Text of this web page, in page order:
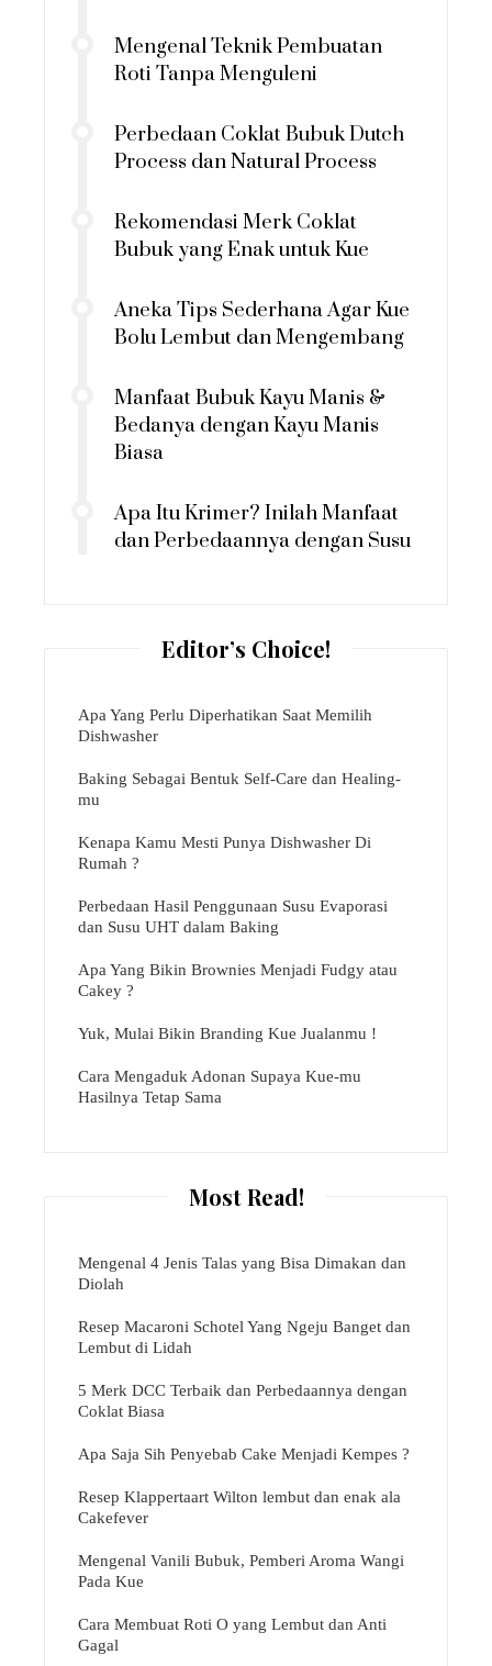
Mengenal Teknik Pembuatan
Roti Tanpa Menguleni
Perbedaan Coklat Bubuk Dutch
Process dan Natural Process
Rekomendasi Merk Coklat
Bubuk yang Enak untuk Kue
Aneka Tips Sederhana Agar Kue
Bolu Lembut dan Mengembang
Manfaat Bubuk Kayu Manis &
Bedanya dengan Kayu Manis
Biasa
Apa Itu Krimer? Inilah Manfaat
dan Perbedaannya dengan Susu
Editor’s Choice!
Apa Yang Perlu Diperhatikan Saat Memilih
Dishwasher
Baking Sebagai Bentuk Self-Care dan Healing-
mu
Kenapa Kamu Mesti Punya Dishwasher Di
Rumah ?
Perbedaan Hasil Penggunaan Susu Evaporasi
dan Susu UHT dalam Baking
Apa Yang Bikin Brownies Menjadi Fudgy atau
Cakey ?
Yuk, Mulai Bikin Branding Kue Jualanmu !
Cara Mengaduk Adonan Supaya Kue-mu
Hasilnya Tetap Sama
Most Read!
Mengenal 4 Jenis Talas yang Bisa Dimakan dan
Diolah
Resep Macaroni Schotel Yang Ngeju Banget dan
Lembut di Lidah
5 Merk DCC Terbaik dan Perbedaannya dengan
Coklat Biasa
Apa Saja Sih Penyebab Cake Menjadi Kempes ?
Resep Klappertaart Wilton lembut dan enak ala
Cakefever
Mengenal Vanili Bubuk, Pemberi Aroma Wangi
Pada Kue
Cara Membuat Roti O yang Lembut dan Anti
Gagal